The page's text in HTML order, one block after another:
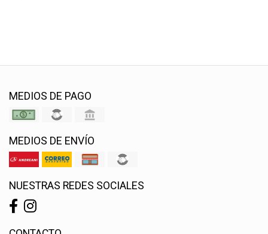
MEDIOS DE PAGO
MEDIOS DE ENVÍO
NUESTRAS REDES SOCIALES